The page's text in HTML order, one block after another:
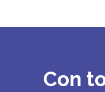
Con